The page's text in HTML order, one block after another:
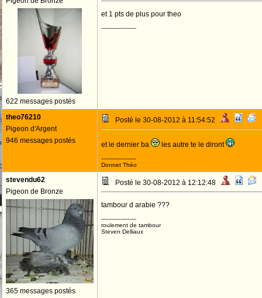
622 messages postés
et 1 pts de plus pour theo
--------------------
theo76210
Pigeon d'Argent
946 messages postés
Posté le 30-08-2012 à 11:54:52
et le dernier ba les autre te le diront
--------------------
Donnet Théo
stevendu62
Pigeon de Bronze
365 messages postés
Posté le 30-08-2012 à 12:12:48
tambour d arabie ???
--------------------
roulement de tambour
Steven Delliaux